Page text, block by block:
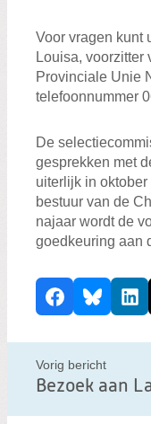
Voor vragen kunt
Louisa, voorzitter
Provinciale Unie
telefoonnummer
De
gesprekken met
uiterlijk in
bestuur van de
najaar wordt de
goedkeuring aan
D
e
e
l
d
FacebookBluesky
Vorig bericht